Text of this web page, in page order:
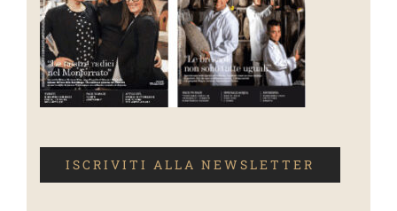
ISCRIVITI ALLA NEWSLETTER